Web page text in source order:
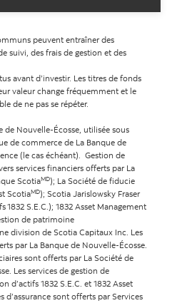
peuvent entraîner des
suivi, des frais de gestion et des
avant d’investir. Les titres de fonds
valeur change fréquemment et le
de ne pas se répéter.
de Nouvelle-Écosse, utilisée sous
de commerce de La Banque de
(le cas échéant). Gestion de
services financiers offerts par La
ScotiaMD); La Société de fiducie
ScotiaMD); Scotia Jarislowsky Fraser
1832 S.E.C.); 1832 Asset Management
de patrimoine
division de Scotia Capitaux Inc. Les
par La Banque de Nouvelle-Écosse.
sont offerts par La Société de
Les services de gestion de
d’actifs 1832 S.E.C. et 1832 Asset
d’assurance sont offerts par Services